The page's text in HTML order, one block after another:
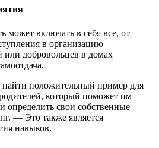
может включать в себя все, от
в организацию
или добровольцев в домах
найти положительный пример для
который поможет им
определить свои собственные
— Это также является
навыков.